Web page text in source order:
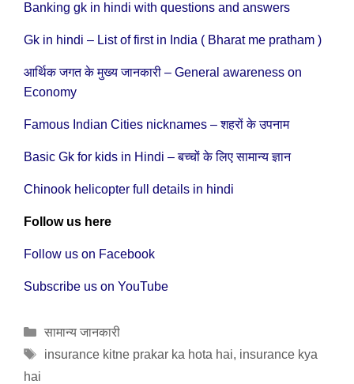
Banking gk in hindi with questions and answers
Gk in hindi – List of first in India ( Bharat me pratham )
आर्थिक जगत के मुख्य जानकारी – General awareness on
Economy
Famous Indian Cities nicknames – शहरों के उपनाम
Basic Gk for kids in Hindi – बच्चों के लिए सामान्य ज्ञान
Chinook helicopter full details in hindi
Follow us here
Follow us on Facebook
Subscribe us on YouTube
Categories
सामान्य जानकारी
Tags
insurance kitne prakar ka hota hai, insurance kya
hai